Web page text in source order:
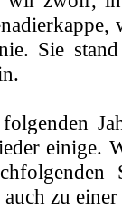
Sie
einige.
zu